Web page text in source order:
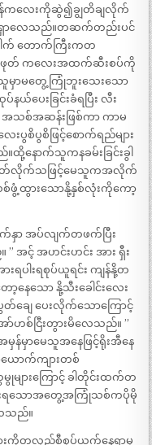
ကလေးကိုဆွဲ၍ချွတိချလိုက်
ရရှာလေသည်။တဆက်တည်းပင်
က် တောက်ကြီးကတ
တ် ကလေးအထက်ဆီးစပ်ကို
မှာမတွေ့ကြုံဘူးသေးသော
ေးခြင်းခံရပြီး လီး
အသစ်အဆန်းဖြစ်ကာ ကာမ
ပွစိပွစိဖြင့်စောက်ရည်များ
နောက်သူကနခမ်းခြင်းခွါ
ျွတ်လိုက်သဖြင့်မေသူကအလိုက်
ဖွံ့ထွားသောနို့နှစ်လုံးကိုကော့
နှာ အပ်လျက်တဖက်ပြီး
အင့် အဟင်းဟင်း အား ရှီး
ရပါးရစုပ်ယူရင်း ကျန်နို့တ
သော နို့သီးခေါင်းလေး
ျေ ပေးလိုက်သောကြောင့်
ဟစ်ငြီးတွားမိလေသည်။ ”
န်မှာမေသူအနေဖြင့်ရိုးအီနေ
ယောက်ကျားတစ်
ျားကြောင့် ခါတိုင်းထက်တ
းရသောအတွေ့အကြုံသစ်ကပိုမို
သည်။
းကိုတလှည့်စီစုပ်ယက်နေရာမှ